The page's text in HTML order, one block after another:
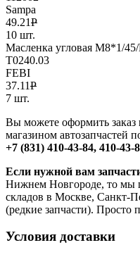
Sampa
49.21Р
10 шт.
Масленка угловая М8*1/
T0240.03
FEBI
37.11Р
7 шт.
Вы можете оформить заказ
магазином автозапчастей
+7 (831) 410-43-84, 410-43-
Если нужной вам
Нижнем Новгороде, то мы
складов в Москве, Санкт-
(редкие запчасти). Просто
Условия доставки